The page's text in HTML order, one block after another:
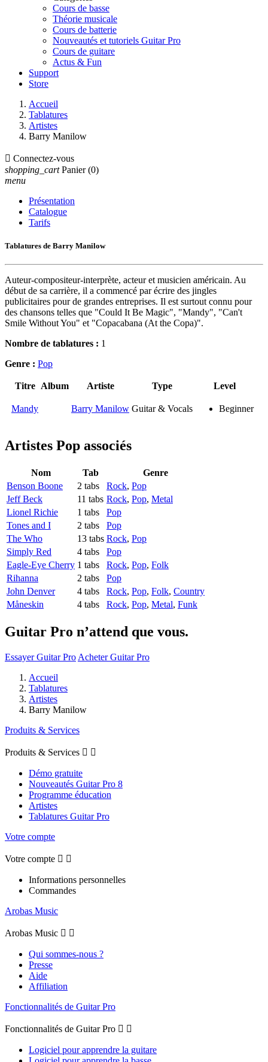
Cours de basse
Théorie musicale
Cours de batterie
Nouveautés et tutoriels Guitar Pro
Cours de guitare
Actus & Fun
Support
Store
Accueil
Tablatures
Artistes
Barry Manilow
 Connectez-vous
shopping_cart Panier (0)
menu
Présentation
Catalogue
Tarifs
Tablatures de Barry Manilow
Auteur-compositeur-interprète, acteur et musicien américain. Au
début de sa carrière, il a commencé par écrire des jingles
publicitaires pour de grandes entreprises. Il est surtout connu pour
des chansons telles que "Could It Be Magic", "Mandy", "Can't
Smile Without You" et "Copacabana (At the Copa)".
Nombre de tablatures : 1
Genre : Pop
Titre Album Artiste Type Level
Mandy Barry Manilow Guitar & Vocals Beginner
Artistes Pop associés
Nom Tab
Genre
Benson Boone
2 tabs Rock, Pop
Jeff Beck
11 tabs Rock, Pop, Metal
Lionel Richie
1 tabs
Pop
Tones and I
2 tabs
Pop
The Who
13 tabs Rock, Pop
Simply Red
4 tabs
Pop
Eagle-Eye Cherry 1 tabs Rock, Pop, Folk
Rihanna
2 tabs
Pop
John Denver
4 tabs Rock, Pop, Folk, Country
Måneskin
4 tabs Rock, Pop, Metal, Funk
Guitar Pro n’attend que vous.
Essayer Guitar Pro Acheter Guitar Pro
Accueil
Tablatures
Artistes
Barry Manilow
Produits & Services
Produits & Services  
Démo gratuite
Nouveautés Guitar Pro 8
Programme éducation
Artistes
Tablatures Guitar Pro
Votre compte
Votre compte  
Informations personnelles
Commandes
Arobas Music
Arobas Music  
Qui sommes-nous ?
Presse
Aide
Affiliation
Fonctionnalités de Guitar Pro
Fonctionnalités de Guitar Pro  
Logiciel pour apprendre la guitare